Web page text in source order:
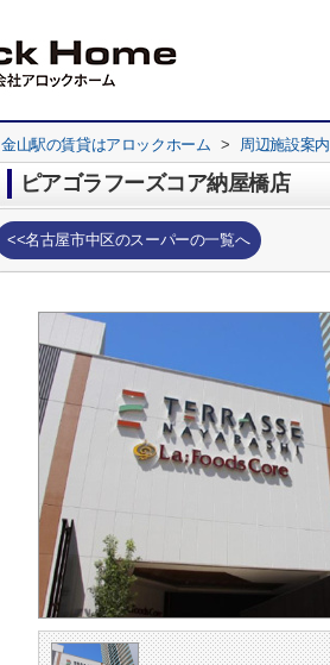
金山駅の賃貸はアロックホーム > 周辺施設案内
ピアゴラフーズコア納屋橋店
<<名古屋市中区のスーパーの一覧へ